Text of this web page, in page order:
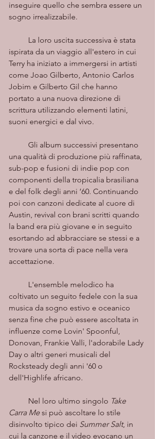
inseguire quello che sembra essere un
sogno irrealizzabile.
ispirata da un viaggio all'estero in cui
Terry ha iniziato a immergersi in artisti
come Joao Gilberto, Antonio Carlos
Jobim e Gilberto Gil che hanno
portato a una nuova direzione di
scrittura utilizzando elementi latini,
suoni energici e dal vivo.
una qualità di produzione più raffinata,
sub-pop e fusioni di indie pop con
componenti della tropicalia brasiliana
e del folk degli anni ’60. Continuando
poi con canzoni dedicate al cuore di
Austin, revival con brani scritti quando
la band era più giovane e in seguito
esortando ad abbracciare se stessi e a
trovare una sorta di pace nella vera
accettazione.
coltivato un seguito fedele con la sua
musica da sogno estivo e oceanico
senza fine che può essere ascoltata in
influenze come Lovin' Spoonful,
Donovan, Frankie Valli, l'adorabile Lady
Day o altri generi musicali del
Rocksteady degli anni '60 o
dell'Highlife africano.
	Nel loro ultimo singolo
Take
Carra Me si può ascoltare lo stile
disinvolto tipico dei Summer Salt, in
cui la canzone e il video evocano un